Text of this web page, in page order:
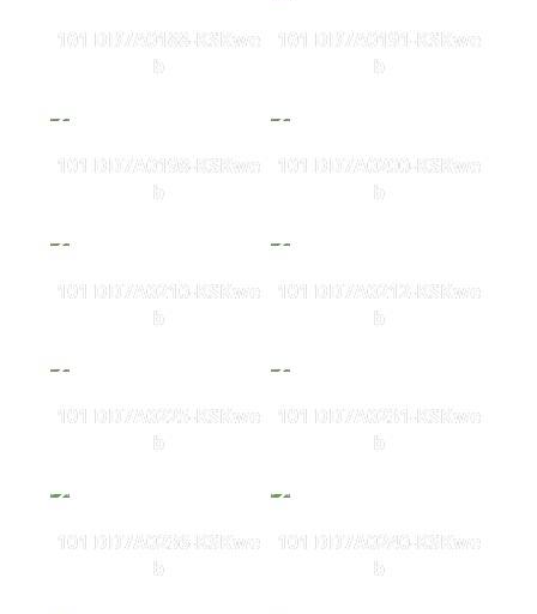
101 DD7A0188-KSKwe
b
101 DD7A0191-KSKwe
b
101 DD7A0198-KSKwe
b
101 DD7A0200-KSKwe
b
101 DD7A0210-KSKwe
b
101 DD7A0212-KSKwe
b
101 DD7A0225-KSKwe
b
101 DD7A0231-KSKwe
b
101 DD7A0236-KSKwe
b
101 DD7A0240-KSKwe
b